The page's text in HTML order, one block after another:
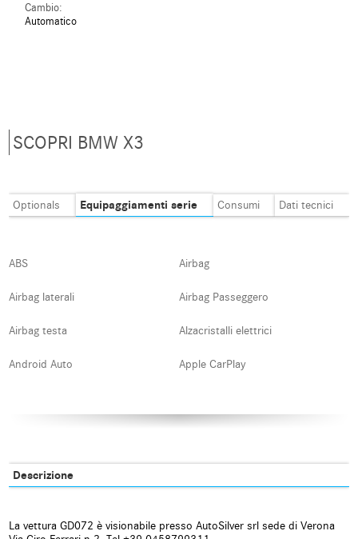
Cambio:
Automatico
SCOPRI BMW X3
Optionals Equipaggiamenti serie Consumi Dati tecnici
ABS Airbag
Airbag laterali Airbag Passeggero
Airbag testa Alzacristalli elettrici
Android Auto Apple CarPlay
Boardcomputer Bracciolo
Descrizione
La vettura GD072 è visionabile presso AutoSilver srl sede di Verona